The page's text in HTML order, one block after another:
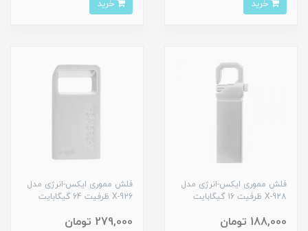
فلش مموری ایکس-انرژی مدل
X-928 ظرفیت 16 گیگابایت
188,000 تومان
فلش مموری ایکس-انرژی مدل
X-926 ظرفیت 64 گیگابایت
279,000 تومان